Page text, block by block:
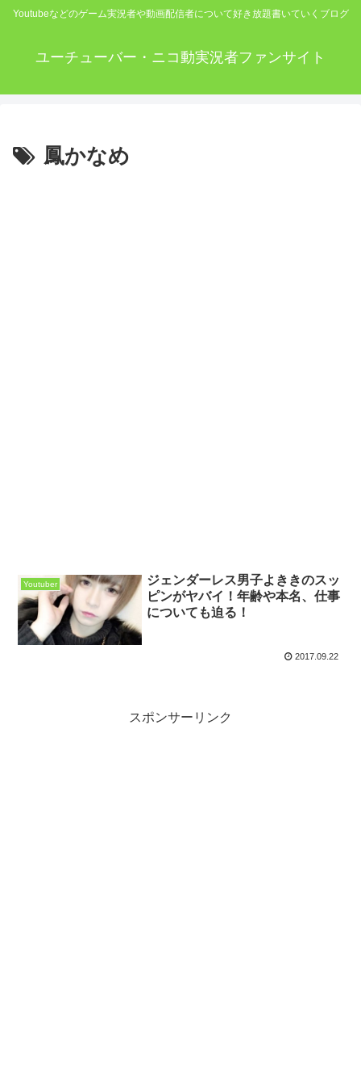
Youtubeなどのゲーム実況者や動画配信者について好き放題書いていくブログ
ユーチューバー・ニコ動実況者ファンサイト
鳳かなめ
Youtuber
ジェンダーレス男子よききのスッ
ピンがヤバイ！年齢や本名、仕事
についても迫る！
2017.09.22
スポンサーリンク